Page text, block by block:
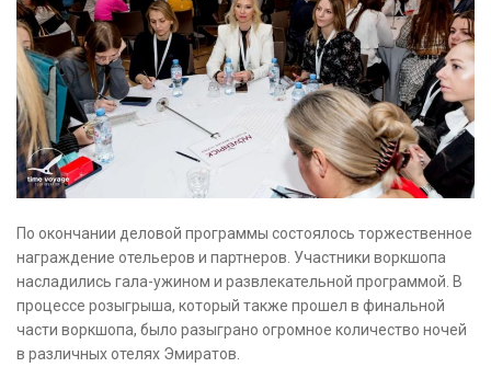
По окончании деловой программы состоялось торжественное
награждение отельеров и партнеров. Участники воркшопа
насладились гала-ужином и развлекательной программой. В
процессе розыгрыша, который также прошел в финальной
части воркшопа, было разыграно огромное количество ночей
в различных отелях Эмиратов.